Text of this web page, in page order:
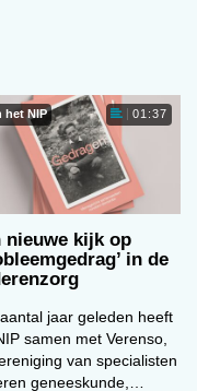
het NIP 01:37
nieuwe kijk op
in de
jaar geleden heeft
samen met Verenso,
van specialisten
geneeskunde,…